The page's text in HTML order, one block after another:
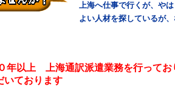
上海へ仕事で行くが、や
よい人材を探しているが
年以上 上海通訳派遣業務を行って
いております